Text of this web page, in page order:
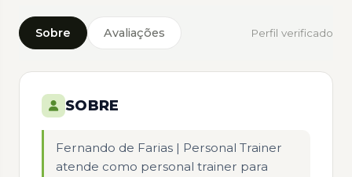
Sobre Avaliações Perfil verificado
SOBRE
Fernando de Farias | Personal Trainer
atende como personal trainer para